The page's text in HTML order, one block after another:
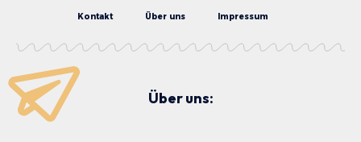
Kontakt Über uns Impressum
Über uns: